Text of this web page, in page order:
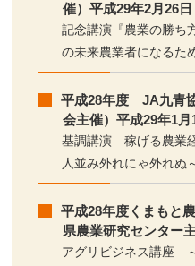
催）平成29年2月26日
記念講演『農業の勝ち
の未来農業者になるた
平成28年度 JA九青
会主催）平成29年1月
基調講演 稼げる農業
人並み外れにゃ外れぬ
平成28年度くまもと
県農業研究センター
アグリビジネス講座